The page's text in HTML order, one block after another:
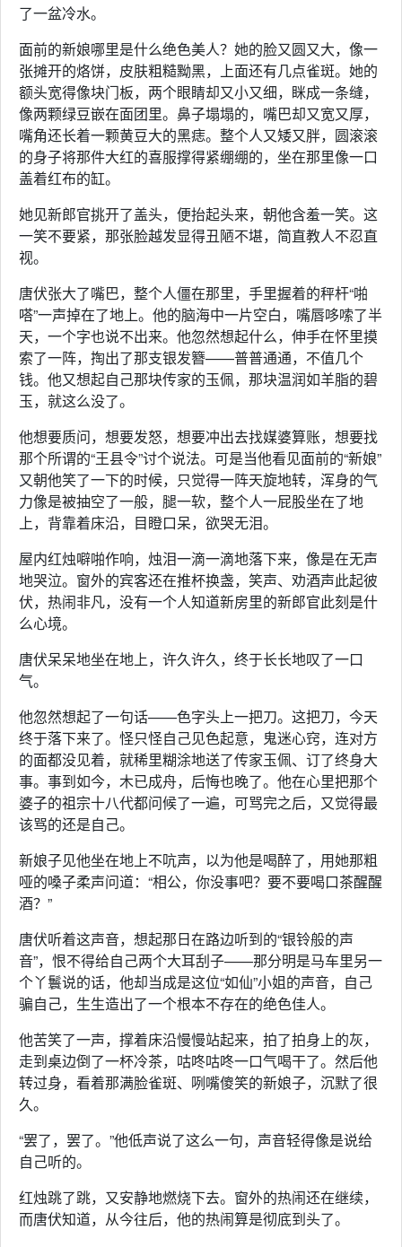
了一盆冷水。
面前的新娘哪里是什么绝色美人？她的脸又圆又大，像一
张摊开的烙饼，皮肤粗糙黝黑，上面还有几点雀斑。她的
额头宽得像块门板，两个眼睛却又小又细，眯成一条缝，
像两颗绿豆嵌在面团里。鼻子塌塌的，嘴巴却又宽又厚，
嘴角还长着一颗黄豆大的黑痣。整个人又矮又胖，圆滚滚
的身子将那件大红的喜服撑得紧绷绷的，坐在那里像一口
盖着红布的缸。
她见新郎官挑开了盖头，便抬起头来，朝他含羞一笑。这
一笑不要紧，那张脸越发显得丑陋不堪，简直教人不忍直
视。
唐伏张大了嘴巴，整个人僵在那里，手里握着的秤杆“啪
嗒”一声掉在了地上。他的脑海中一片空白，嘴唇哆嗦了半
天，一个字也说不出来。他忽然想起什么，伸手在怀里摸
索了一阵，掏出了那支银发簪——普普通通，不值几个
钱。他又想起自己那块传家的玉佩，那块温润如羊脂的碧
玉，就这么没了。
他想要质问，想要发怒，想要冲出去找媒婆算账，想要找
那个所谓的“王县令”讨个说法。可是当他看见面前的“新娘”
又朝他笑了一下的时候，只觉得一阵天旋地转，浑身的气
力像是被抽空了一般，腿一软，整个人一屁股坐在了地
上，背靠着床沿，目瞪口呆，欲哭无泪。
屋内红烛噼啪作响，烛泪一滴一滴地落下来，像是在无声
地哭泣。窗外的宾客还在推杯换盏，笑声、劝酒声此起彼
伏，热闹非凡，没有一个人知道新房里的新郎官此刻是什
么心境。
唐伏呆呆地坐在地上，许久许久，终于长长地叹了一口
气。
他忽然想起了一句话——色字头上一把刀。这把刀，今天
终于落下来了。怪只怪自己见色起意，鬼迷心窍，连对方
的面都没见着，就稀里糊涂地送了传家玉佩、订了终身大
事。事到如今，木已成舟，后悔也晚了。他在心里把那个
婆子的祖宗十八代都问候了一遍，可骂完之后，又觉得最
该骂的还是自己。
新娘子见他坐在地上不吭声，以为他是喝醉了，用她那粗
哑的嗓子柔声问道：“相公，你没事吧？要不要喝口茶醒醒
酒？”
唐伏听着这声音，想起那日在路边听到的“银铃般的声
音”，恨不得给自己两个大耳刮子——那分明是马车里另一
个丫鬟说的话，他却当成是这位“如仙”小姐的声音，自己
骗自己，生生造出了一个根本不存在的绝色佳人。
他苦笑了一声，撑着床沿慢慢站起来，拍了拍身上的灰，
走到桌边倒了一杯冷茶，咕咚咕咚一口气喝干了。然后他
转过身，看着那满脸雀斑、咧嘴傻笑的新娘子，沉默了很
久。
“罢了，罢了。”他低声说了这么一句，声音轻得像是说给
自己听的。
红烛跳了跳，又安静地燃烧下去。窗外的热闹还在继续，
而唐伏知道，从今往后，他的热闹算是彻底到头了。